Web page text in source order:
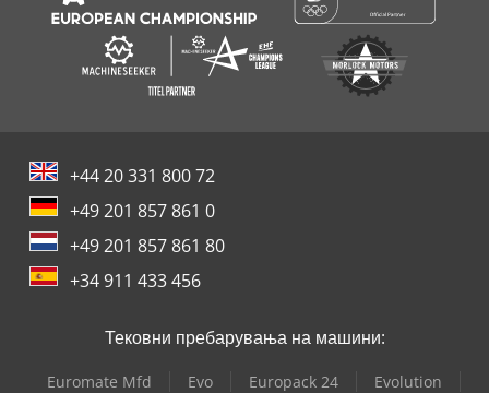
+44 20 331 800 72
+49 201 857 861 0
+49 201 857 861 80
+34 911 433 456
Тековни пребарувања на машини:
Euromate Mfd Evo Europack 24
Evolution